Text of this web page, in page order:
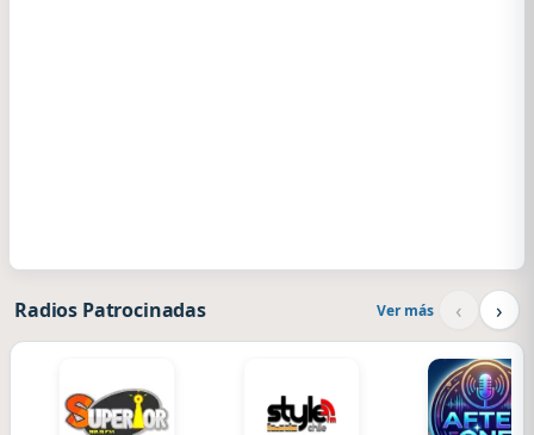
Radios Patrocinadas Ver más ‹ ›